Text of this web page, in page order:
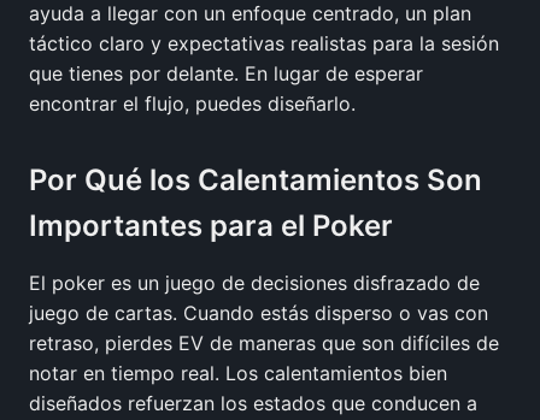
ayuda a llegar con un enfoque centrado, un plan
táctico claro y expectativas realistas para la sesión
que tienes por delante. En lugar de esperar
encontrar el flujo, puedes diseñarlo.
Por Qué los Calentamientos Son
Importantes para el Poker
El poker es un juego de decisiones disfrazado de
juego de cartas. Cuando estás disperso o vas con
retraso, pierdes EV de maneras que son difíciles de
notar en tiempo real. Los calentamientos bien
diseñados refuerzan los estados que conducen a